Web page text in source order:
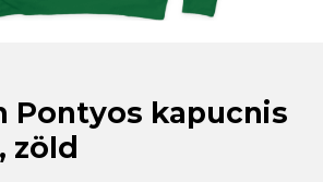
Pontyos kapucnis
zöld